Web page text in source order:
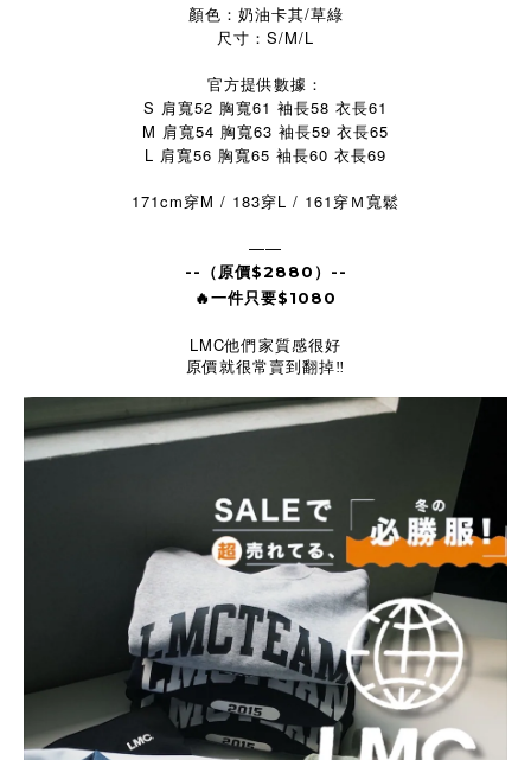
顏色：奶油卡其/草綠
尺寸：S/M/L
官方提供數據：
S 肩寬52 胸寬61 袖長58 衣長61
M 肩寬54 胸寬63 袖長59 衣長65
L 肩寬56 胸寬65 袖長60 衣長69
171cm穿M / 183穿L / 161穿Ｍ寬鬆
——
--（原價$2880）--
🔥一件只要$1080
LMC他們家質感很好
原價就很常賣到翻掉‼️